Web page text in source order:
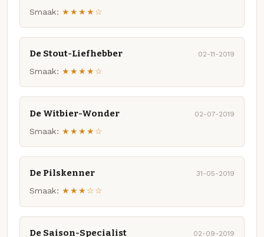
Smaak: ★★★★☆
De Stout-Liefhebber 02-11-2019
Smaak: ★★★★☆
De Witbier-Wonder 02-07-2019
Smaak: ★★★★☆
De Pilskenner 31-05-2019
Smaak: ★★★☆☆
De Saison-Specialist 02-09-2019